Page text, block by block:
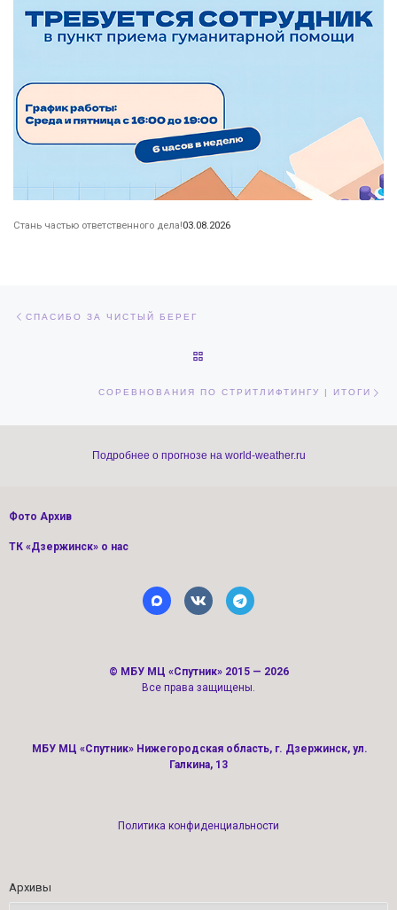
Стань частью ответственного дела!03.08.2026
СПАСИБО ЗА ЧИСТЫЙ БЕРЕГ
СОРЕВНОВАНИЯ ПО СТРИТЛИФТИНГУ | ИТОГИ
Подробнее о прогнозе на world-weather.ru
Фото Архив
ТК «Дзержинск» о нас
© МБУ МЦ «Спутник» 2015 — 2026
Все права защищены.
МБУ МЦ «Спутник» Нижегородская область, г. Дзержинск, ул.
Галкина, 13
Политика конфиденциальности
Архивы